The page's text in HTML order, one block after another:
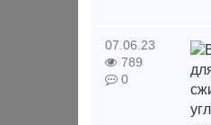
07.06.23
789
0